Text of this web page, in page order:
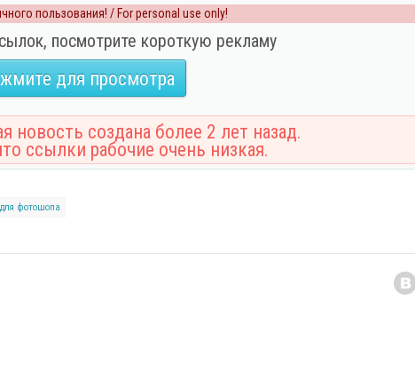
пользования! / For personal use only!
посмотрите короткую рекламу
для просмотра
новость создана более 2 лет назад.
ссылки рабочие очень низкая.
для фотошопа